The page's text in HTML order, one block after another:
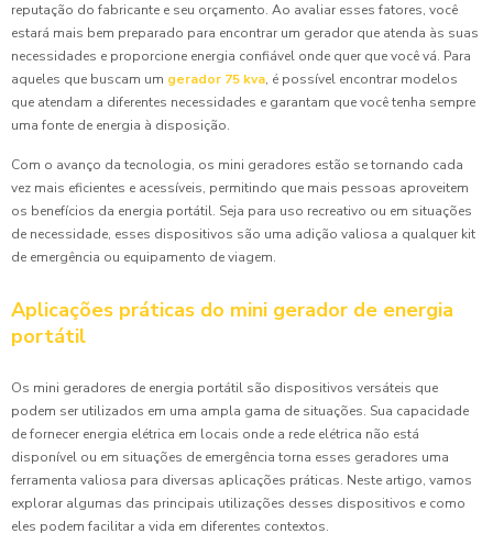
reputação do fabricante e seu orçamento. Ao avaliar esses fatores, você
estará mais bem preparado para encontrar um gerador que atenda às suas
necessidades e proporcione energia confiável onde quer que você vá. Para
aqueles que buscam um gerador 75 kva, é possível encontrar modelos
que atendam a diferentes necessidades e garantam que você tenha sempre
uma fonte de energia à disposição.
Com o avanço da tecnologia, os mini geradores estão se tornando cada
vez mais eficientes e acessíveis, permitindo que mais pessoas aproveitem
os benefícios da energia portátil. Seja para uso recreativo ou em situações
de necessidade, esses dispositivos são uma adição valiosa a qualquer kit
de emergência ou equipamento de viagem.
Aplicações práticas do mini gerador de energia
portátil
Os mini geradores de energia portátil são dispositivos versáteis que
podem ser utilizados em uma ampla gama de situações. Sua capacidade
de fornecer energia elétrica em locais onde a rede elétrica não está
disponível ou em situações de emergência torna esses geradores uma
ferramenta valiosa para diversas aplicações práticas. Neste artigo, vamos
explorar algumas das principais utilizações desses dispositivos e como
eles podem facilitar a vida em diferentes contextos.